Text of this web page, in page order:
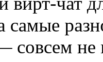
самые
совсем не